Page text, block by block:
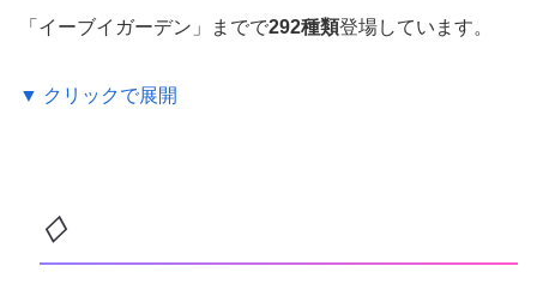
「イーブイガーデン」までで292種類登場しています。
▼ クリックで展開
♢